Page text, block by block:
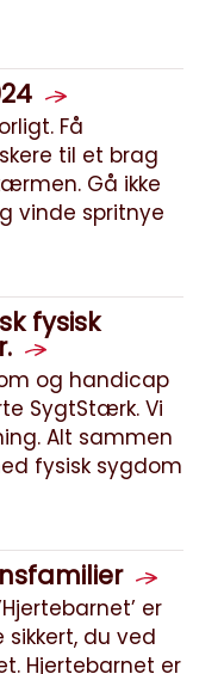
Få
til et brag
Gå ikke
vinde spritnye
fysisk
og handicap
SygtStærk. Vi
Alt sammen
fysisk sygdom
er
du ved
Hjertebarnet er